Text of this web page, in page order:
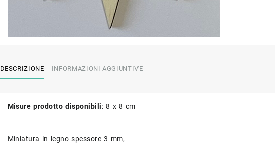
DESCRIZIONE INFORMAZIONI AGGIUNTIVE
Misure prodotto disponibili: 8 x 8 cm
Miniatura in legno spessore 3 mm,